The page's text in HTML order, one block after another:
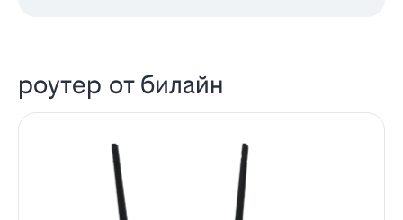
роутер от билайн